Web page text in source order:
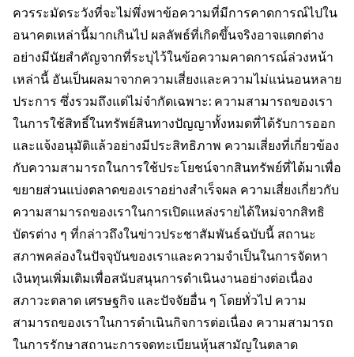
ควรระมัดระวังที่จะไม่พึ่งพาข้อความที่มีการคาดการณ์ไปใน
อนาคตเหล่านี้มากเกินไป ผลลัพธ์ที่เกิดขึ้นจริงอาจแตกต่าง
อย่างมีนัยสำคัญจากที่ระบุไว้ในข้อความคาดการณ์ล่วงหน้า
เหล่านี้ อันเป็นผลมาจากความเสี่ยงและความไม่แน่นอนหลาย
ประการ ซึ่งรวมถึงแต่ไม่จำกัดเฉพาะ: ความสามารถของเรา
ในการใช้สิทธิ์ในทรัพย์สินทางปัญญาทั้งหมดที่ได้รับการออก
และแจ้งอนุมัติแล้วอย่างมีประสิทธิภาพ ความเสี่ยงที่เกี่ยวข้อง
กับความสามารถในการใช้ประโยชน์จากสินทรัพย์ที่ได้มาเพื่อ
ขยายส่วนแบ่งตลาดของเราอย่างสำเร็จผล ความเสี่ยงเกี่ยวกับ
ความสามารถของเราในการเปิดแหล่งรายได้ใหม่จากสิทธิ
บัตรต่าง ๆ ที่กล่าวถึงในข่าวประชาสัมพันธ์ฉบับนี้ สถานะ
สภาพคล่องในปัจจุบันของเราและความจำเป็นในการจัดหา
เงินทุนเพิ่มเติมเพื่อสนับสนุนการดำเนินงานอย่างต่อเนื่อง
สภาวะตลาด เศรษฐกิจ และปัจจัยอื่น ๆ โดยทั่วไป ความ
สามารถของเราในการดำเนินกิจการต่อเนื่อง ความสามารถ
ในการรักษาสถานะการจดทะเบียนหุ้นสามัญในตลาด